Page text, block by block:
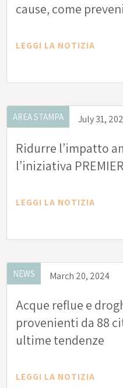
cause, come
LEGGI LA NOTIZIA
AREA STAMPA July 31,
Ridurre l’impatto
l’iniziativa PREMIER
LEGGI LA NOTIZIA
NEWS March 20, 2024
Acque reflue e
provenienti da 88
ultime tendenze
LEGGI LA NOTIZIA